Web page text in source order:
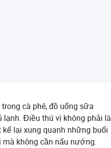
cà phê, đồ uống sữa
lạnh. Điều thú vị không phải là
lại xung quanh những buổi
mà không cần nấu nướng.